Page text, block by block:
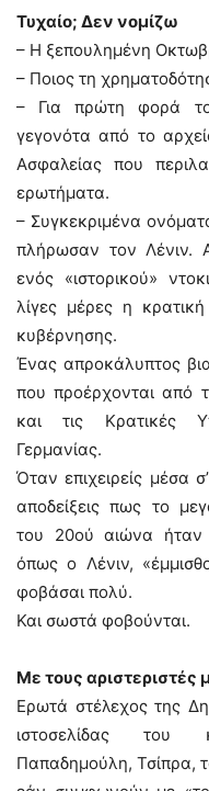
Τυχαίο; Δεν νομίζω
– Η ξεπουλημένη
– Ποιος τη
– Για πρώτη φορά το
γεγονότα από το
Ασφαλείας που
ερωτήματα.
– Συγκεκριμένα
πλήρωσαν τον Λένιν.
ενός «ιστορικού»
λίγες μέρες η
κυβέρνησης.
Ένας απροκάλυπτος
που προέρχονται από
και τις Κρατικές
Γερμανίας.
Όταν επιχειρείς μέσα
αποδείξεις πως το
του 20ού αιώνα ήταν
όπως ο Λένιν,
φοβάσαι πολύ.
Και σωστά φοβούνται.
Με τους αριστεριστές
Ερωτά στέλεχος της
ιστοσελίδας του
Παπαδημούλη, Τσίπρα,